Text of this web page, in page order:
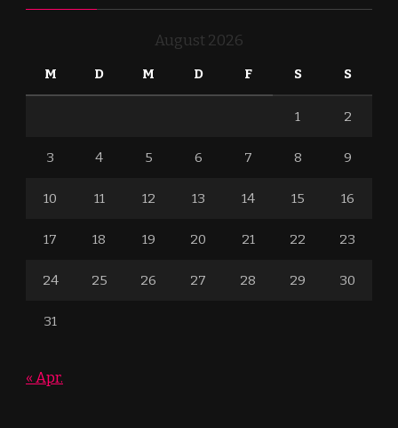
August 2026
M D M D F S S
1 2
3 4 5 6 7 8 9
10 11 12 13 14 15 16
17 18 19 20 21 22 23
24 25 26 27 28 29 30
31
« Apr.